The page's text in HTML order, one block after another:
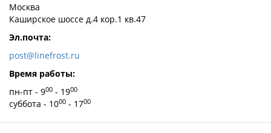
Москва
Каширское шоссе д.4 кор.1 кв.47
Эл.почта:
post@linefrost.ru
Время работы:
пн-пт - 900 - 1900
суббота - 1000 - 1700